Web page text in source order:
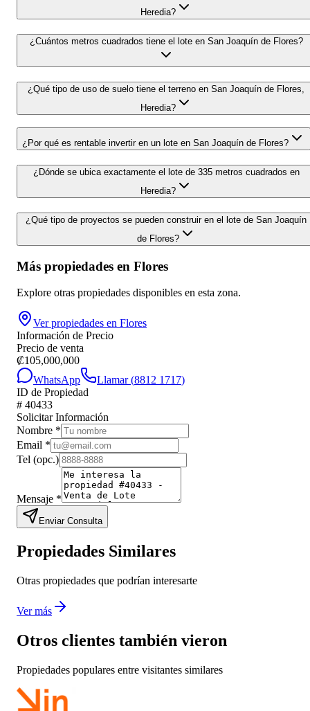
Heredia?
¿Cuántos metros cuadrados tiene el lote en San Joaquín de Flores?
¿Qué tipo de uso de suelo tiene el terreno en San Joaquín de Flores,
Heredia?
¿Por qué es rentable invertir en un lote en San Joaquín de Flores?
¿Dónde se ubica exactamente el lote de 335 metros cuadrados en
Heredia?
¿Qué tipo de proyectos se pueden construir en el lote de San Joaquín
de Flores?
Más propiedades en Flores
Explore otras propiedades disponibles en esta zona.
Ver propiedades en Flores
Información de Precio
Precio de venta
₡105,000,000
WhatsApp
Llamar (8812 1717)
ID de Propiedad
# 40433
Solicitar Información
Nombre *
Email *
Tel (opc.)
Mensaje *
Enviar Consulta
Propiedades Similares
Otras propiedades que podrían interesarte
Ver más
Otros clientes también vieron
Propiedades populares entre visitantes similares